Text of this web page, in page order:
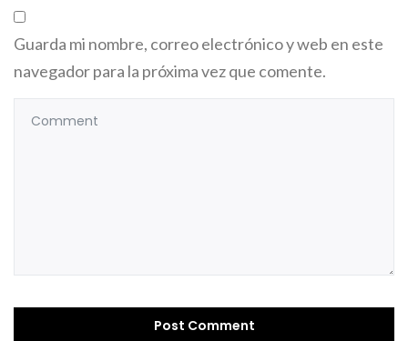
Guarda mi nombre, correo electrónico y web en este
navegador para la próxima vez que comente.